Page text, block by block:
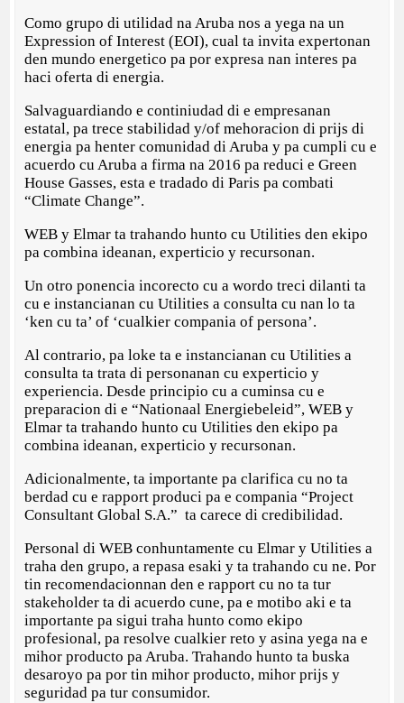
Como grupo di utilidad na Aruba nos a yega na un
Expression of Interest (EOI), cual ta invita expertonan
den mundo energetico pa por expresa nan interes pa
haci oferta di energia.
Salvaguardiando e continiudad di e empresanan
estatal, pa trece stabilidad y/of mehoracion di prijs di
energia pa henter comunidad di Aruba y pa cumpli cu e
acuerdo cu Aruba a firma na 2016 pa reduci e Green
House Gasses, esta e tradado di Paris pa combati
“Climate Change”.
WEB y Elmar ta trahando hunto cu Utilities den ekipo
pa combina ideanan, experticio y recursonan.
Un otro ponencia incorecto cu a wordo treci dilanti ta
cu e instancianan cu Utilities a consulta cu nan lo ta
‘ken cu ta’ of ‘cualkier compania of persona’.
Al contrario, pa loke ta e instancianan cu Utilities a
consulta ta trata di personanan cu experticio y
experiencia. Desde principio cu a cuminsa cu e
preparacion di e “Nationaal Energiebeleid”, WEB y
Elmar ta trahando hunto cu Utilities den ekipo pa
combina ideanan, experticio y recursonan.
Adicionalmente, ta importante pa clarifica cu no ta
berdad cu e rapport produci pa e compania “Project
Consultant Global S.A.” ta carece di credibilidad.
Personal di WEB conhuntamente cu Elmar y Utilities a
traha den grupo, a repasa esaki y ta trahando cu ne. Por
tin recomendacionnan den e rapport cu no ta tur
stakeholder ta di acuerdo cune, pa e motibo aki e ta
importante pa sigui traha hunto como ekipo
profesional, pa resolve cualkier reto y asina yega na e
mihor producto pa Aruba. Trahando hunto ta buska
desaroyo pa por tin mihor producto, mihor prijs y
seguridad pa tur consumidor.